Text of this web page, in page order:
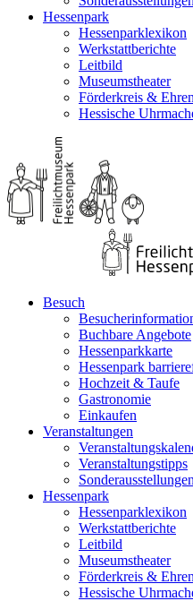
Hessenpark
Hessenparklexikon
Werkstattberichte
Leitbild
Museumstheater
Förderkreis &
Hessische
Besuch
Buchbare Angebote
Hessenparkkarte
Hessenpark
Hochzeit & Taufe
Gastronomie
Einkaufen
Veranstaltungen
Veranstaltungstipps
Sonderausstellungen
Hessenpark
Hessenparklexikon
Werkstattberichte
Leitbild
Museumstheater
Förderkreis &
Hessische